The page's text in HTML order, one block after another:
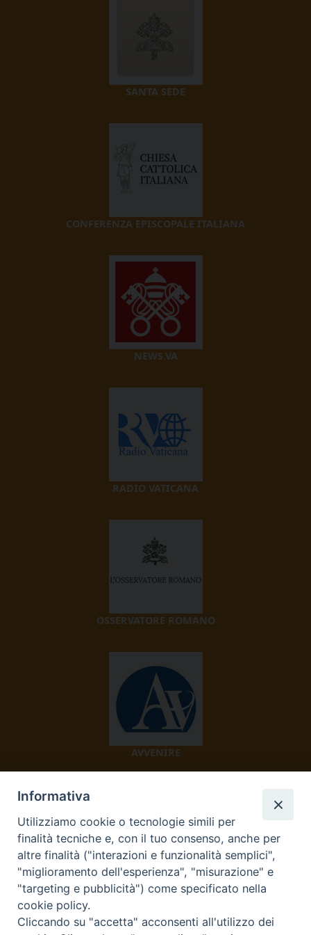
SANTA SEDE
CONFERENZA EPISCOPALE ITALIANA
NEWS.VA
RADIO VATICANA
OSSERVATORE ROMANO
AVVENIRE
TV 2000
Informativa
Utilizziamo cookie o tecnologie simili per
finalità tecniche e, con il tuo consenso, anche per
altre finalità ("interazioni e funzionalità semplici",
"miglioramento dell'esperienza", "misurazione" e
"targeting e pubblicità") come specificato nella
cookie policy.
Cliccando su "accetta" acconsenti all'utilizzo dei